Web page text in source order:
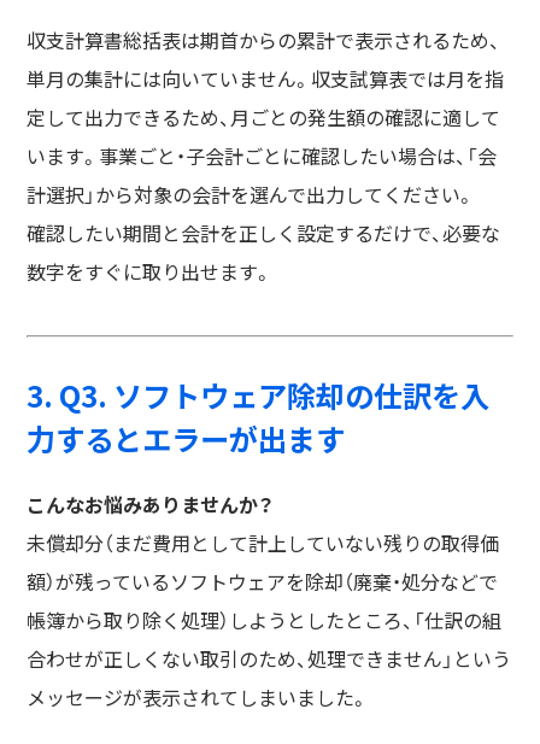
収支計算書総括表は期首からの累計で表示されるため、
単月の集計には向いていません。収支試算表では月を指
定して出力できるため、月ごとの発生額の確認に適して
います。事業ごと・子会計ごとに確認したい場合は、「会
計選択」から対象の会計を選んで出力してください。
確認したい期間と会計を正しく設定するだけで、必要な
数字をすぐに取り出せます。
3. Q3. ソフトウェア除却の仕訳を入
力するとエラーが出ます
こんなお悩みありませんか？
未償却分（まだ費用として計上していない残りの取得価
額）が残っているソフトウェアを除却（廃棄・処分などで
帳簿から取り除く処理）しようとしたところ、「仕訳の組
合わせが正しくない取引のため、処理できません」という
メッセージが表示されてしまいました。